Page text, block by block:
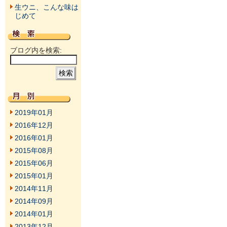
生ウニ、こんな味は
じめて
ブログ内を検索:
2019年01月
2016年12月
2016年01月
2015年08月
2015年06月
2015年01月
2014年11月
2014年09月
2014年01月